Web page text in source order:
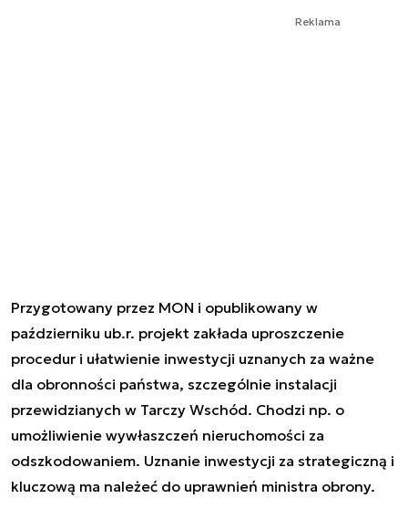
Reklama
Przygotowany przez MON i opublikowany w
październiku ub.r. projekt zakłada uproszczenie
procedur i ułatwienie inwestycji uznanych za ważne
dla obronności państwa, szczególnie instalacji
przewidzianych w Tarczy Wschód. Chodzi np. o
umożliwienie wywłaszczeń nieruchomości za
odszkodowaniem. Uznanie inwestycji za strategiczną i
kluczową ma należeć do uprawnień ministra obrony.